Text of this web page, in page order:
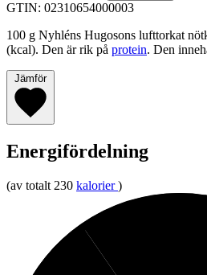
GTIN: 02310654000003
100 g Nyhléns Hugosons lufttorkat
(kcal). Den är rik på protein. Den
Jämför
Energifördelning
(av totalt 230 kalorier )